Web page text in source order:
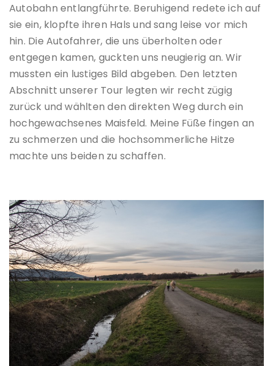
Autobahn entlangführte. Beruhigend redete ich auf
sie ein, klopfte ihren Hals und sang leise vor mich
hin. Die Autofahrer, die uns überholten oder
entgegen kamen, guckten uns neugierig an. Wir
mussten ein lustiges Bild abgeben. Den letzten
Abschnitt unserer Tour legten wir recht zügig
zurück und wählten den direkten Weg durch ein
hochgewachsenes Maisfeld. Meine Füße fingen an
zu schmerzen und die hochsommerliche Hitze
machte uns beiden zu schaffen.